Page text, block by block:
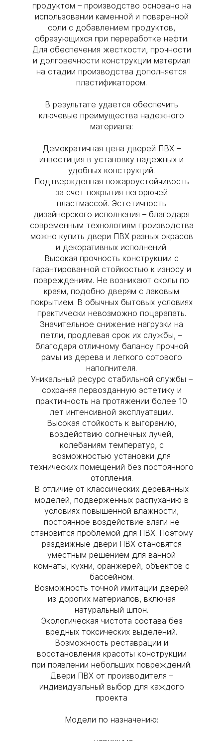
продуктом – производство основано на
использовании каменной и поваренной
соли с добавлением продуктов,
образующихся при переработке нефти.
Для обеспечения жесткости, прочности
и долговечности конструкции материал
на стадии производства дополняется
пластификатором.
В результате удается обеспечить
ключевые преимущества надежного
материала:
Демократичная цена дверей ПВХ –
инвестиция в установку надежных и
удобных конструкций.
Подтвержденная пожароустойчивость
за счет покрытия негорючей
пластмассой. Эстетичность
дизайнерского исполнения – благодаря
современным технологиям производства
можно купить двери ПВХ разных окрасов
и декоративных исполнений.
Высокая прочность конструкции с
гарантированной стойкостью к износу и
повреждениям. Не возникают сколы по
краям, подобно дверям с лаковым
покрытием. В обычных бытовых условиях
практически невозможно поцарапать.
Значительное снижение нагрузки на
петли, продлевая срок их службы, –
благодаря отличному балансу прочной
рамы из дерева и легкого сотового
наполнителя.
Уникальный ресурс стабильной службы –
сохраняя первозданную эстетику и
практичность на протяжении более 10
лет интенсивной эксплуатации.
Высокая стойкость к выгоранию,
воздействию солнечных лучей,
колебаниям температур, с
возможностью установки для
технических помещений без постоянного
отопления.
В отличие от классических деревянных
моделей, подверженных распуханию в
условиях повышенной влажности,
постоянное воздействие влаги не
становится проблемой для ПВХ. Поэтому
раздвижные двери ПВХ становятся
уместным решением для ванной
комнаты, кухни, оранжерей, объектов с
бассейном.
Возможность точной имитации дверей
из дорогих материалов, включая
натуральный шпон.
Экологическая чистота состава без
вредных токсических выделений.
Возможность реставрации и
восстановления красоты конструкции
при появлении небольших повреждений.
Двери ПВХ от производителя –
индивидуальный выбор для каждого
проекта
Модели по назначению: